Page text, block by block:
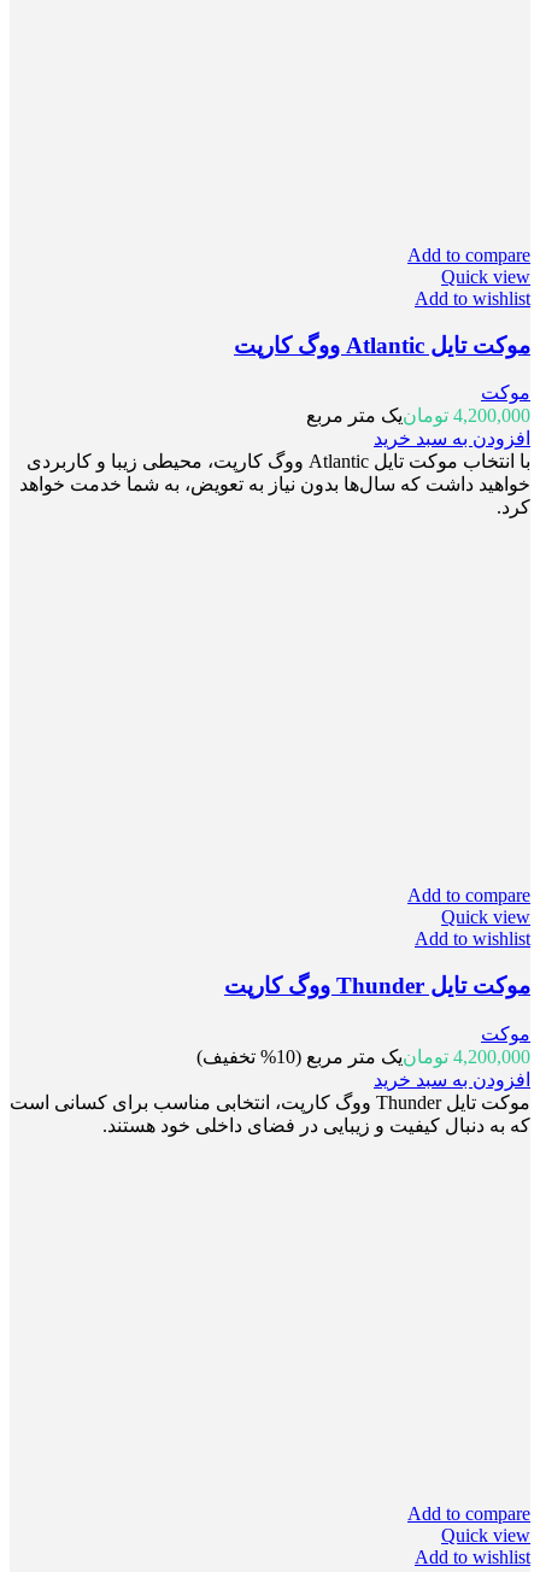
Add to compare
Quick view
Add to wishlist
موکت تایل Atlantic ووگ کارپت
موکت
4,200,000 تومانیک متر مربع
افزودن به سبد خرید
با انتخاب موکت تایل Atlantic ووگ کارپت، محیطی زیبا و کاربردی
خواهید داشت که سال‌ها بدون نیاز به تعویض، به شما خدمت خواهد
کرد.
Add to compare
Quick view
Add to wishlist
موکت تایل Thunder ووگ کارپت
موکت
4,200,000 تومانیک متر مربع (10% تخفیف)
افزودن به سبد خرید
موکت تایل Thunder ووگ کارپت، انتخابی مناسب برای کسانی است
که به دنبال کیفیت و زیبایی در فضای داخلی خود هستند.
Add to compare
Quick view
Add to wishlist